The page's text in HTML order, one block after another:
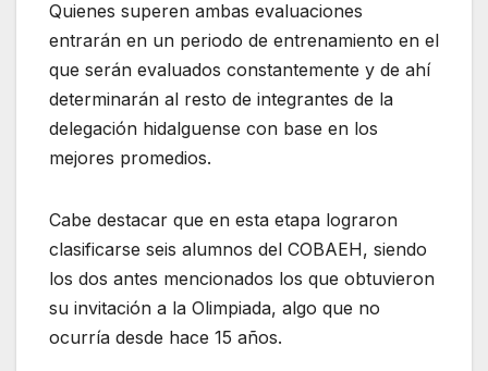
Quienes superen ambas evaluaciones
entrarán en un periodo de entrenamiento en el
que serán evaluados constantemente y de ahí
determinarán al resto de integrantes de la
delegación hidalguense con base en los
mejores promedios.
Cabe destacar que en esta etapa lograron
clasificarse seis alumnos del COBAEH, siendo
los dos antes mencionados los que obtuvieron
su invitación a la Olimpiada, algo que no
ocurría desde hace 15 años.